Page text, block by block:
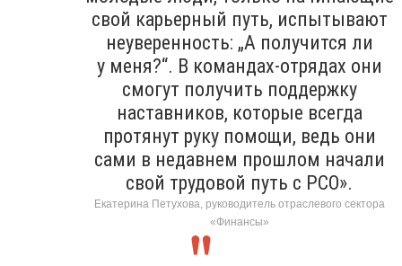
свой карьерный путь, испытывают
неуверенность: „А получится ли
у меня?“. В командах-отрядах они
смогут получить поддержку
наставников, которые всегда
протянут руку помощи, ведь они
сами в недавнем прошлом начали
свой трудовой путь с РСО».
Екатерина Петухова, руководитель отраслевого сектора
«Финансы»